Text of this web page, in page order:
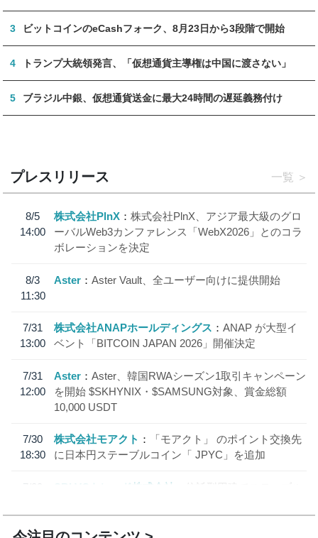
3 ビットコインのeCashフォーク、8月23日から3段階で開始
4 トランプ大統領発言、「仮想通貨主導権は中国に渡さない」
5 ブラジル中銀、仮想通貨送金に最大24時間の遅延義務付け
プレスリリース 一覧
8/5
14:00
株式会社PlnX
株式会社PlnX、アジア最大級のグロ
ーバルWeb3カンファレンス「WebX2026」とのコラ
ボレーションを決定
8/3
11:30
Aster Aster Vault、全ユーザー向けに提供開始
7/31
13:00
株式会社ANAPホールディングス
ANAP が大型イ
ベント「BITCOIN JAPAN 2026」開催決定
7/31
12:00
Aster
Aster、韓国RWAシーズン1取引キャンペーン
を開始 $SKHYNIX・$SAMSUNG対象、賞金総額
10,000 USDT
7/30
18:30
株式会社モアクト
「モアクト」 のポイント交換先
に日本円ステーブルコイン「 JPYC」を追加
7/29
SBI VCトレード株式会社
信託型円建てステーブル